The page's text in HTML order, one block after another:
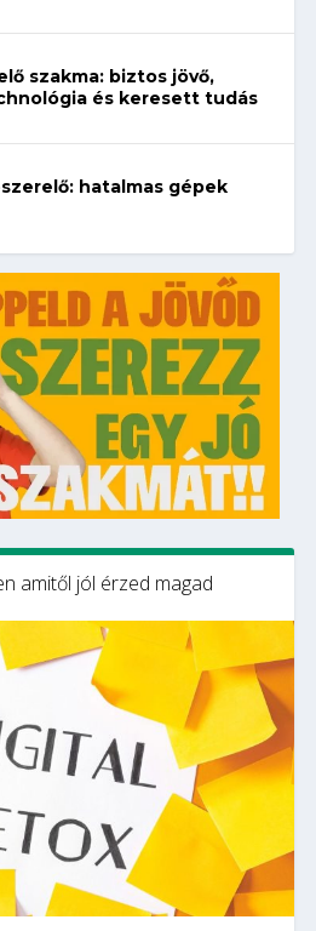
szakma: biztos jövő,
és keresett tudás
hatalmas gépek
amitől jól érzed magad